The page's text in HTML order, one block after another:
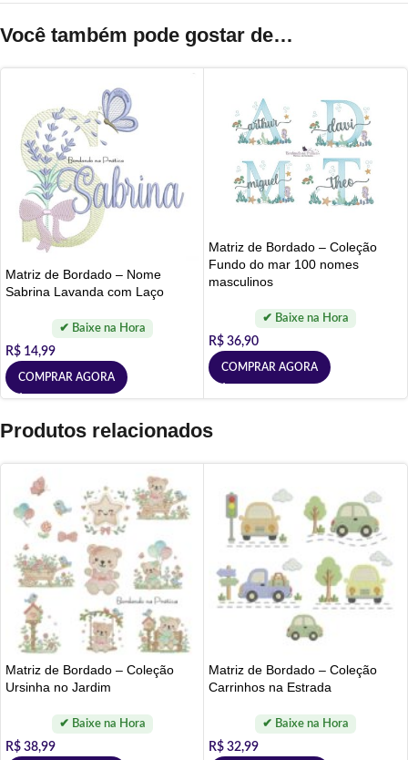
Você também pode gostar de…
Matriz de Bordado – Nome
Sabrina Lavanda com Laço
R$ 14,99
COMPRAR AGORA
Matriz de Bordado – Coleção
Fundo do mar 100 nomes
masculinos
R$ 36,90
COMPRAR AGORA
Produtos relacionados
Matriz de Bordado – Coleção
Ursinha no Jardim
R$ 38,99
Matriz de Bordado – Coleção
Carrinhos na Estrada
R$ 32,99